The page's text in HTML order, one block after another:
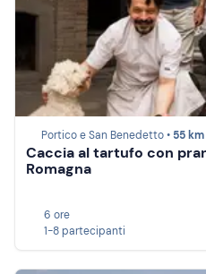
Portico e San Benedetto • 55
Caccia al tartufo con
Romagna
6 ore
1-8 partecipanti